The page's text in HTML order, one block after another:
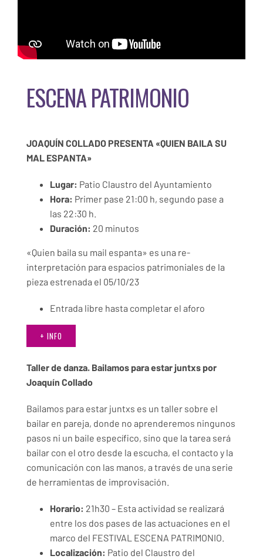
ESCENA PATRIMONIO
JOAQUÍN COLLADO PRESENTA «QUIEN BAILA SU
MAL ESPANTA»
Lugar: Patio Claustro del Ayuntamiento
Hora: Primer pase 21:00 h, segundo pase a
las 22:30 h.
Duración: 20 minutos
«Quien baila su mail espanta» es una re-
interpretación para espacios patrimoniales de la
pieza estrenada el 05/10/23
Entrada libre hasta completar el aforo
+ INFO
Taller de danza. Bailamos para estar juntxs por
Joaquín Collado
Bailamos para estar juntxs es un taller sobre el
bailar en pareja, donde no aprenderemos ningunos
pasos ni un baile específico, sino que la tarea será
bailar con el otro desde la escucha, el contacto y la
comunicación con las manos, a través de una serie
de herramientas de improvisación.
Horario: 21h30 – Esta actividad se realizará
entre los dos pases de las actuaciones en el
marco del FESTIVAL ESCENA PATRIMONIO.
Localización: Patio del Claustro del